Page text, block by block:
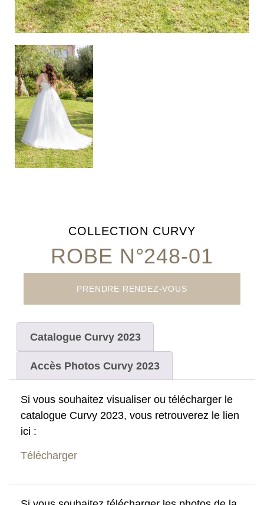
COLLECTION CURVY
ROBE N°248-01
PRENDRE RENDEZ-VOUS
Catalogue Curvy 2023
Accès Photos Curvy 2023
Si vous souhaitez visualiser ou télécharger le
catalogue Curvy 2023, vous retrouverez le lien
ici :
Télécharger